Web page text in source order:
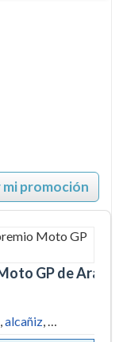
mi promoción
GP de Aragón
,alcañiz, …